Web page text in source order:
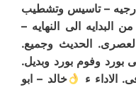
– تاسيس وتشطيب
البدايه الى النهايه –
العصرى. الحديث وجميع.
بورد وفوم بورد وبديل.
الاداء ء
خالد – ابو